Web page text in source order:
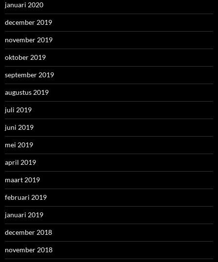
januari 2020
december 2019
november 2019
oktober 2019
september 2019
augustus 2019
juli 2019
juni 2019
mei 2019
april 2019
maart 2019
februari 2019
januari 2019
december 2018
november 2018